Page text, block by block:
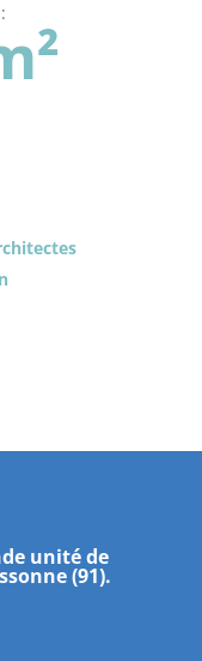
unité de
(91).